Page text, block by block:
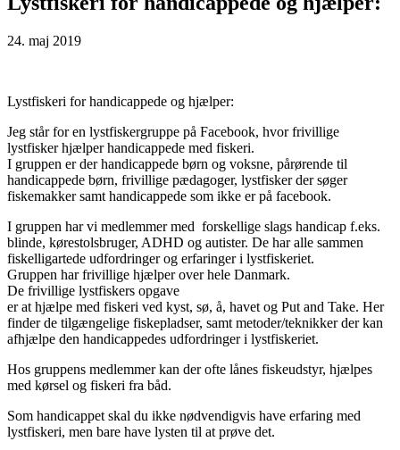
24. maj 2019
Lystfiskeri for handicappede og hjælper:
Jeg står for en lystfiskergruppe på Facebook, hvor frivillige
lystfisker hjælper handicappede med fiskeri.
I gruppen er der handicappede børn og voksne, pårørende til
handicappede børn, frivillige pædagoger, lystfisker der søger
fiskemakker samt handicappede som ikke er på facebook.
I gruppen har vi medlemmer med forskellige slags handicap f.eks.
blinde, kørestolsbruger, ADHD og autister. De har alle sammen
fiskelligartede udfordringer og erfaringer i lystfiskeriet.
Gruppen har frivillige hjælper over hele Danmark.
De frivillige lystfiskers opgave
er at hjælpe med fiskeri ved kyst, sø, å, havet og Put and Take. Her
finder de tilgængelige fiskepladser, samt metoder/teknikker der kan
afhjælpe den handicappedes udfordringer i lystfiskeriet.
Hos gruppens medlemmer kan der ofte lånes fiskeudstyr, hjælpes
med kørsel og fiskeri fra båd.
Som handicappet skal du ikke nødvendigvis have erfaring med
lystfiskeri, men bare have lysten til at prøve det.